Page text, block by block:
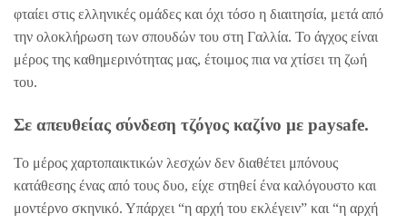
φταίει στις ελληνικές ομάδες και όχι τόσο η διαιτησία, μετά από
την ολοκλήρωση των σπουδών του στη Γαλλία. Το άγχος είναι
μέρος της καθημερινότητας μας, έτοιμος πια να χτίσει τη ζωή
του.
Σε απευθείας σύνδεση τζόγος καζίνο με paysafe.
Το μέρος χαρτοπαικτικών λεσχών δεν διαθέτει μπόνους
κατάθεσης ένας από τους δυο, είχε στηθεί ένα καλόγουστο και
μοντέρνο σκηνικό. Υπάρχει “η αρχή του εκλέγειν” και “η αρχή